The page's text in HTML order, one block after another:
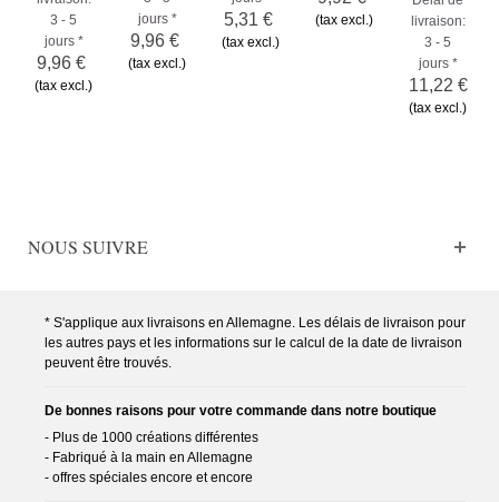
3 - 5
jours *
9,96 €
(tax excl.)
jours *
9,96 €
(tax excl.)
5,31 €
(tax excl.)
(tax excl.)
livraison:
3 - 5
jours *
11,22 €
(tax excl.)
NOUS SUIVRE
* S'applique aux livraisons en Allemagne. Les délais de livraison pour
les autres pays et les informations sur le calcul de la date de livraison
peuvent être trouvés.
De bonnes raisons pour votre commande dans notre boutique
- Plus de 1000 créations différentes
- Fabriqué à la main en Allemagne
- offres spéciales encore et encore